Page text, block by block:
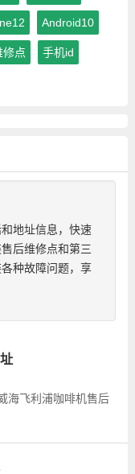
Android10
修点 手机id
地址信息，快速
后维修点和第三
种故障问题，享
海飞利浦咖啡机售后
浦咖啡机的各种型